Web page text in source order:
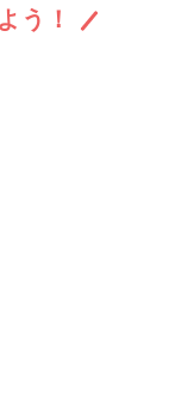
う！